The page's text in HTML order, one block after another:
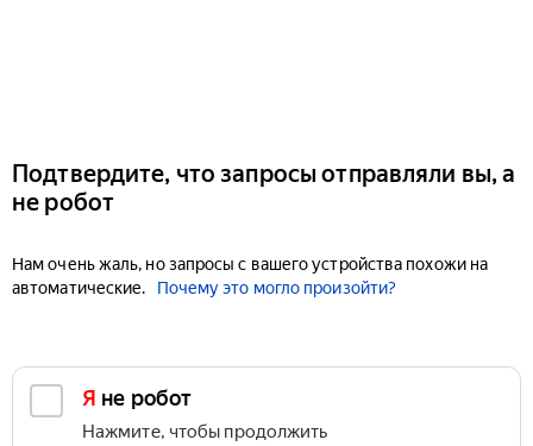
Подтвердите, что запросы отправляли вы, а
не робот
Нам очень жаль, но запросы с вашего устройства похожи на
автоматические.
Почему это могло произойти?
Я не робот
Нажмите, чтобы продолжить